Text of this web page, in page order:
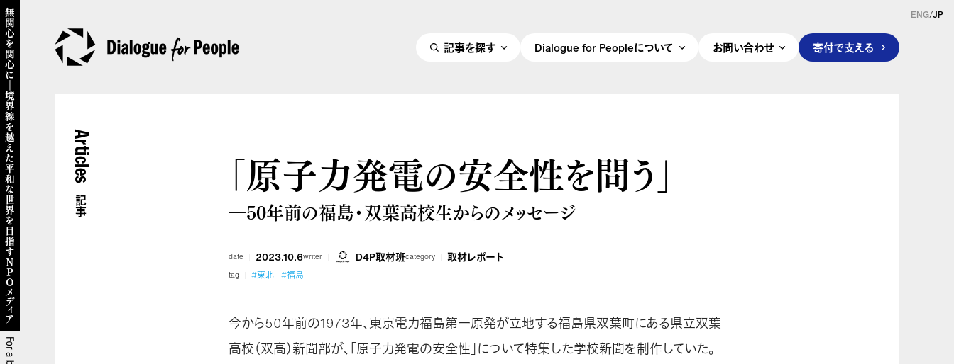
記事を探す Dialogue for Peopleについて お問い合わせ 寄付で支える
ENG/JP
Articles
記事
「原子力発電の安全性を問う」
―50年前の福島・双葉高校生からのメッセージ
date 2023.10.6writer D4P取材班category 取材レポート
tag #東北 #福島
今から50年前の1973年、東京電力福島第一原発が立地する福島県双葉町にある県立双葉
高校（双高）新聞部が、「原子力発電の安全性」について特集した学校新聞を制作していた。